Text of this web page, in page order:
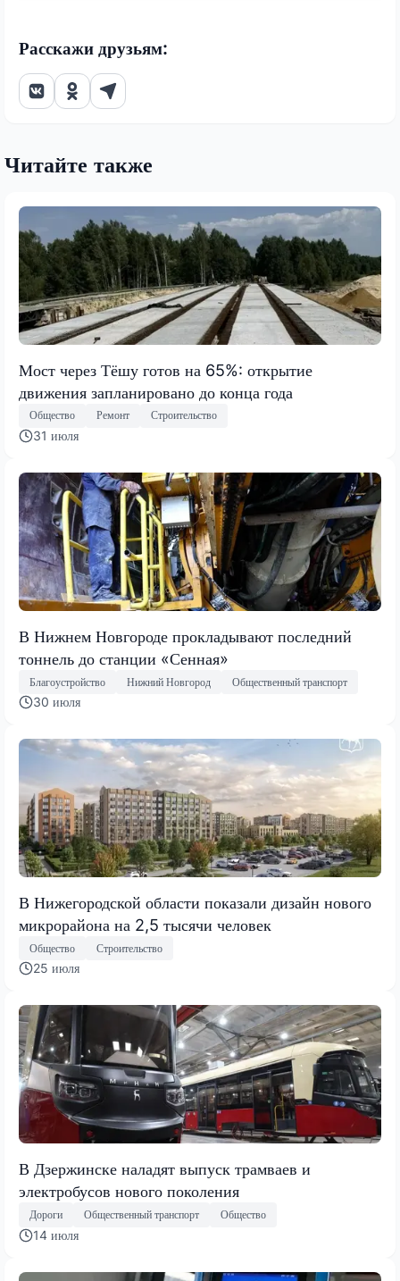
Расскажи друзьям:
Читайте также
Мост через Тёшу готов на 65%: открытие
движения запланировано до конца года
Общество Ремонт Строительство
31 июля
В Нижнем Новгороде прокладывают последний
тоннель до станции «Сенная»
Благоустройство Нижний Новгород Общественный транспорт
30 июля
В Нижегородской области показали дизайн нового
микрорайона на 2,5 тысячи человек
Общество Строительство
25 июля
В Дзержинске наладят выпуск трамваев и
электробусов нового поколения
Дороги Общественный транспорт Общество
14 июля